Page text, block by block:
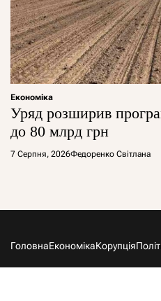
Економіка
Уряд розширив
до 80 млрд грн
7 Серпня, 2026Федоренко Світлана
ГоловнаЕкономікаКорупція